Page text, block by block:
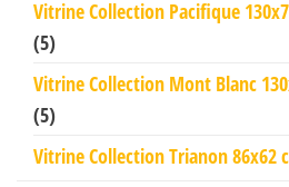
Vitrine Collection Pacifique
(5)
Vitrine Collection Mont Blanc
(5)
Vitrine Collection Trianon 86x62